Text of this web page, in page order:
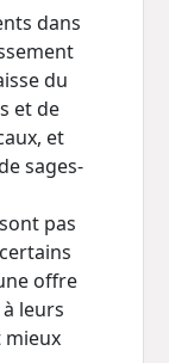
dans
du
et de
et
sages-
pas
offre
leurs
mieux